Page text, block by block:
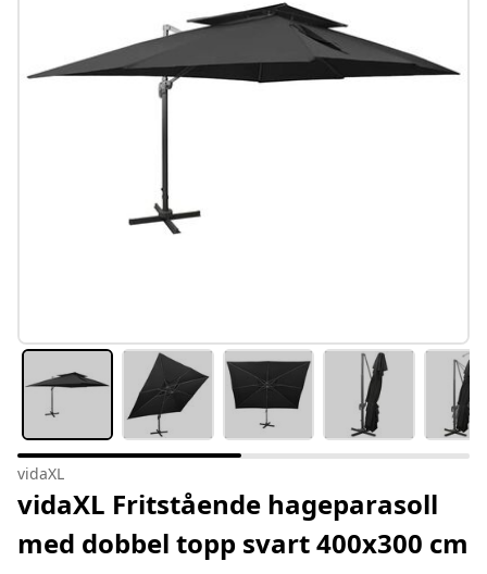
vidaXL
vidaXL Fritstående hageparasoll
med dobbel topp svart 400x300 cm